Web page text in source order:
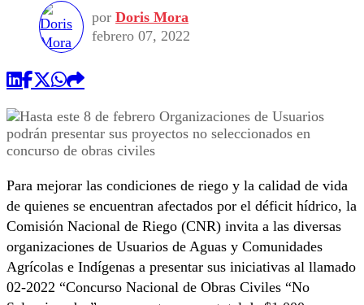
Universidad Católica
Universidad de Chile
Política
Sustentabilidad
Comercial
por Doris Mora
febrero 07, 2022
Para mejorar las condiciones de riego y la calidad de vida
de quienes se encuentran afectados por el déficit hídrico, la
Comisión Nacional de Riego (CNR) invita a las diversas
organizaciones de Usuarios de Aguas y Comunidades
Agrícolas e Indígenas a presentar sus iniciativas al llamado
02-2022 “Concurso Nacional de Obras Civiles “No